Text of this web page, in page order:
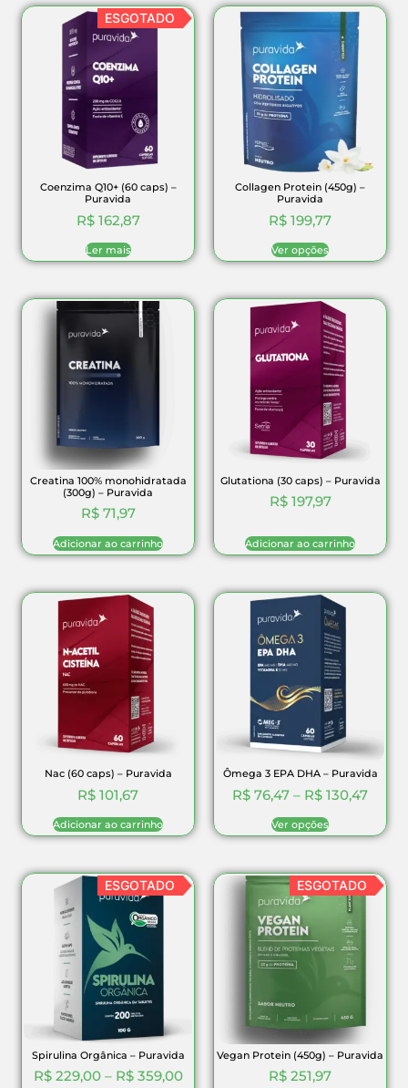
ESGOTADO
Coenzima Q10+ (60 caps) –
Puravida
R$162,87
Ler mais
Collagen Protein (450g) –
Puravida
R$ 199,77
Ver opções
Creatina 100% monohidratada
(300g) – Puravida
R$71,97
Adicionar ao carrinho
Glutationa (30 caps) – Puravida
R$197,97
Adicionar ao carrinho
Nac (60 caps) – Puravida
R$ 101,67
Adicionar ao carrinho
Ômega 3 EPA DHA – Puravida
R$ 76,47 – R$ 130,47
Ver opções
ESGOTADO
Spirulina Orgânica – Puravida
R$229,00 – R$359,00
ESGOTADO
Vegan Protein (450g) – Puravida
R$ 251,97